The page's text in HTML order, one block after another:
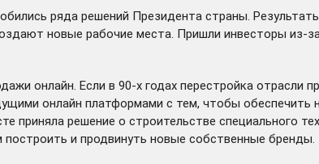
ряда решений Президента страны.
новые рабочие места. Пришли инвесторы из-
онлайн. Если в 90-х годах перестройка отрасли
онлайн платформами с тем, чтобы обеспечить
приняла решение о строительстве специального
и продвинуть новые собственные бренды.